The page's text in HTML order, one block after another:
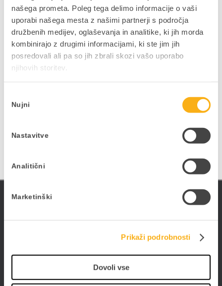
našega prometa. Poleg tega delimo informacije o vaši
uporabi našega mesta z našimi partnerji s področja
družbenih medijev, oglaševanja in analitike, ki jih morda
kombinirajo z drugimi informacijami, ki ste jim jih
posredovali ali pa so jih zbrali skozi vašo uporabo
njihovih storitev.
soglasja
Nujni
Nastavitve
Analitični
Marketinški
Prikaži podrobnosti
Dovoli vse
Ne zamudite podjetniških
novosti in nasvetov
V kolikor bi si želeli mesečno v svoj e-
nabiralnik prejeti uporabne vsebine,
Poslujte hitreje, bolj prilagodljivo in enostavneje -
PANTHEON-om in storitvami ePoslovanja.